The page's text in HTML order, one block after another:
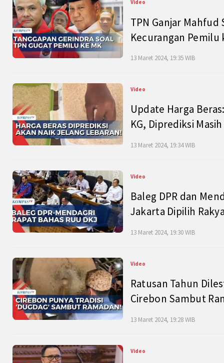
Video
TPN Ganjar Mahfud
Kecurangan Pemilu
13 Maret 2024, 19:35 WIB
Video
Update Harga
KG, Diprediksi
13 Maret 2024, 19:34 WIB
Video
Baleg DPR dan
Jakarta Dipilih
13 Maret 2024, 19:30 WIB
Video
Ratusan Tahun
Cirebon Sambut
13 Maret 2024, 19:28 WIB
Video